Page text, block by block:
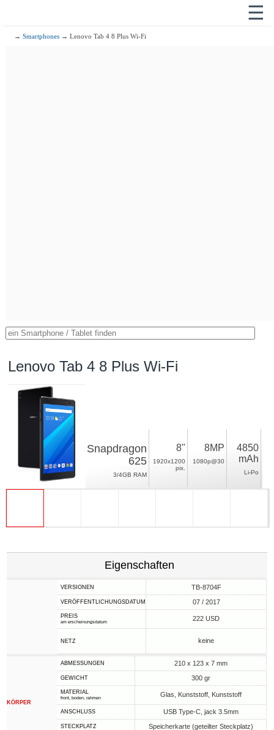
☰
→Smartphones → Lenovo Tab 4 8 Plus Wi-Fi
Lenovo Tab 4 8 Plus Wi-Fi
Snapdragon
625
3/4GB RAM
8"
1920x1200
pix.
8MP
1080p@30
4850
mAh
Li-Po
Eigenschaften
VERSIONEN TB-8704F
VERÖFFENTLICHUNGSDATUM 07 / 2017
PREIS
am erscheinungsdatum 222 USD
NETZ keine
KÖRPER
ABMESSUNGEN 210 x 123 x 7 mm
GEWICHT 300 gr
MATERIAL
front, boden, rahmen Glas, Kunststoff, Kunststoff
ANSCHLUSS USB Type-C, jack 3.5mm
STECKPLATZ Speicherkarte (geteilter Steckplatz)